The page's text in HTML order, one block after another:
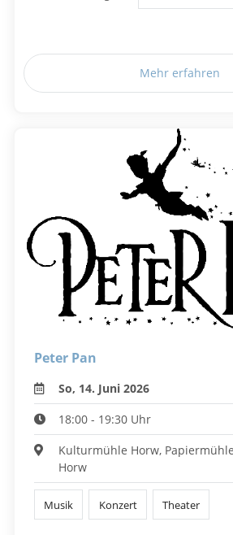
Mehr erfahren
Peter Pan
So, 14. Juni 2026
18:00 - 19:30 Uhr
Kulturmühle Horw,
Horw
Musik Konzert Theater